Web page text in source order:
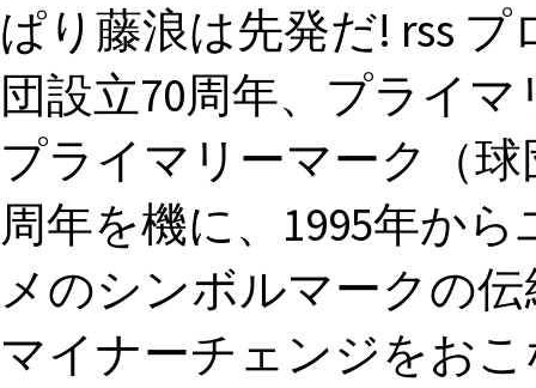
ぱり藤浪は先発だ! rss
団設立70周年、プライ
プライマリーマーク（球
周年を機に、1995年か
メのシンボルマークの
マイナーチェンジをお